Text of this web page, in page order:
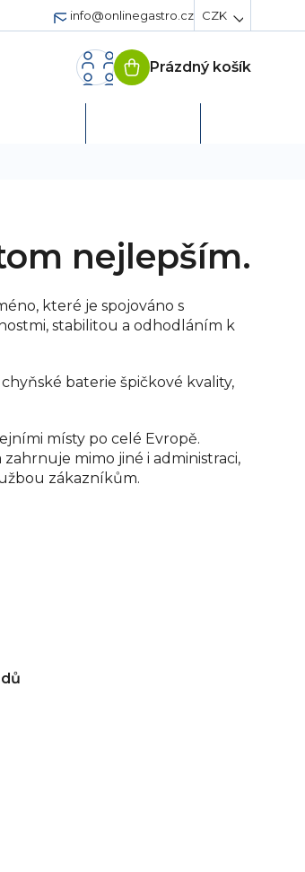
info@onlinegastro.cz CZK
Nákupní
Prázdný košík
nejlepším.
které je spojováno s
stabilitou a odhodláním k
baterie špičkové kvality,
místy po celé Evropě.
mimo jiné i administraci,
zákazníkům.